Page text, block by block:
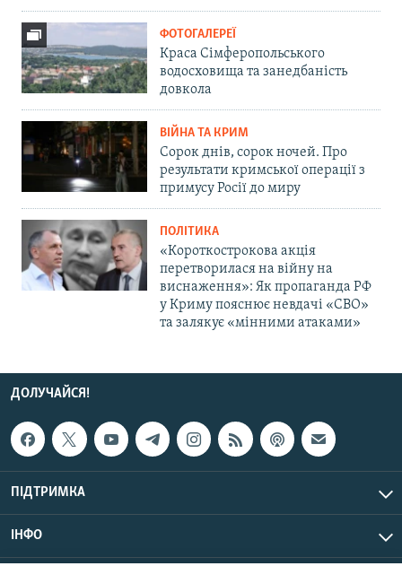
ФОТОГАЛЕРЕЇ
Краса Сімферопольського
водосховища та занедбаність
довкола
ВІЙНА ТА КРИМ
Сорок днів, сорок ночей. Про
результати кримської операції з
примусу Росії до миру
ПОЛІТИКА
«Короткострокова акція
перетворилася на війну на
виснаження»: Як пропаганда РФ
у Криму пояснює невдачі «СВО»
та залякує «мінними атаками»
ДОЛУЧАЙСЯ!
ПІДТРИМКА
ІНФО